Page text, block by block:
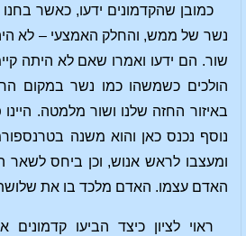
כמובן שהקדמונים ידעו, כאשר
נשר של ממש, והחלק האמצעי – לא
שור. הם ידעו ואמרו שאם לא היתה
הולכים כשמשהו כמו נשר במקום
באיזור החזה שלנו ושור מלמטה.
נוסף נכנס כאן והוא משנה
ומעצבו לראש אנוש, וכן ביחס לשאר
האדם עצמו. האדם מלכד בו את
ראוי לציון כיצד הביעו